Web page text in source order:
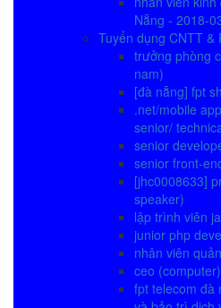
Nẵng - 2018-
Tuyển dụng CNTT
trưởng phòng
nam)
[đà nẵng] fpt
.net/mobile
senior/
senior
senior front-
[jhc0008633]
speaker)
lập trình viên
junior php
nhân viên
ceo (computer)
fpt telecom đà